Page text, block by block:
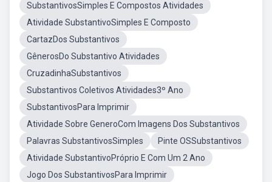
SubstantivosSimples E Compostos Atividades
Atividade SubstantivoSimples E Composto
CartazDos Substantivos
GênerosDo Substantivo Atividades
CruzadinhaSubstantivos
Substantivos Coletivos Atividades3º Ano
SubstantivosPara Imprimir
Atividade Sobre GeneroCom Imagens Dos Substantivos
Palavras SubstantivosSimples
Pinte OSSubstantivos
Atividade SubstantivoPróprio E Com Um 2 Ano
Jogo Dos SubstantivosPara Imprimir